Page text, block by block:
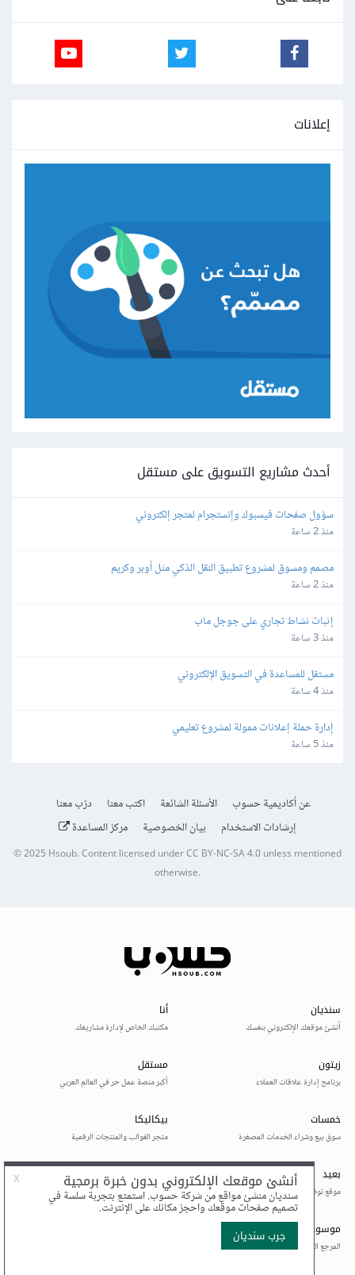
إعلانات
أحدث مشاريع التسويق على مستقل
سؤول صفحات فيسبوك وإنستجرام لمتجر إلكتروني
منذ 2 ساعة
مصمم ومسوق لمشروع تطبيق النقل الذكي مثل أوبر وكريم
منذ 2 ساعة
إثبات نشاط تجاري على جوجل ماب
منذ 3 ساعة
مستقل للمساعدة في التسويق الإلكتروني
منذ 4 ساعة
إدارة حملة إعلانات ممولة لمشروع تعليمي
منذ 5 ساعة
عن أكاديمية حسوب الأسئلة الشائعة اكتب معنا
درّب معنا
إرشادات الاستخدام
بيان الخصوصية مركز المساعدة
© 2025 Hsoub.Content licensed underCC BY-NC-SA 4.0unless mentioned
otherwise.